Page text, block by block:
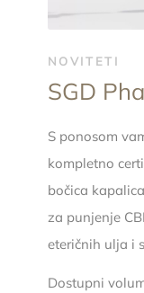
NOVITETI
SGD
S ponosom
kompletno
bočica
za punjenje
eteričnih ulja i
Dostupni